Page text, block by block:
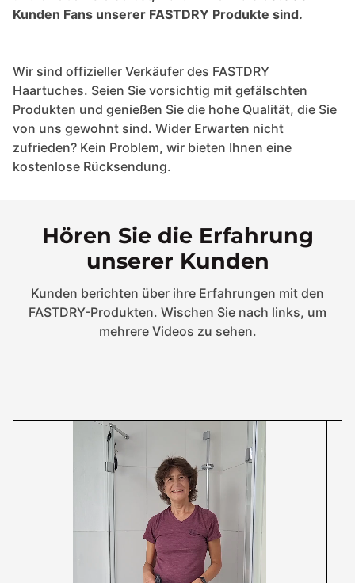
Kunden Fans unserer FASTDRY Produkte sind.
Wir sind offizieller Verkäufer des FASTDRY
Haartuches. Seien Sie vorsichtig mit gefälschten
Produkten und genießen Sie die hohe Qualität, die Sie
von uns gewohnt sind. Wider Erwarten nicht
zufrieden? Kein Problem, wir bieten Ihnen eine
kostenlose Rücksendung.
Hören Sie die Erfahrung
unserer Kunden
Kunden berichten über ihre Erfahrungen mit den
FASTDRY-Produkten. Wischen Sie nach links, um
mehrere Videos zu sehen.